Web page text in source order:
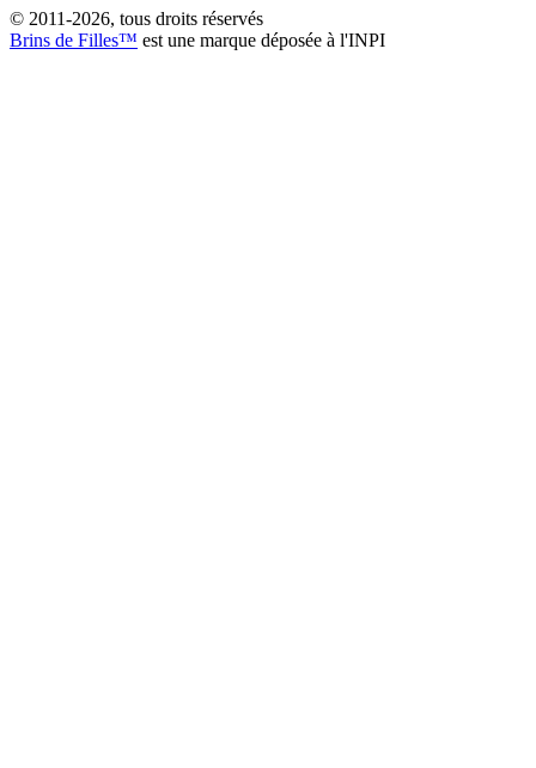
© 2011-2026, tous droits réservés
Brins de Filles™ est une marque déposée à l'INPI